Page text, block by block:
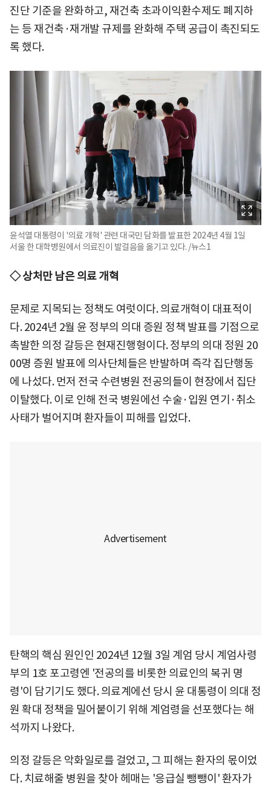
진단 기준을 완화하고, 재건축 초과이익환수제도 폐지하
는 등 재건축·재개발 규제를 완화해 주택 공급이 촉진되도
록 했다.
윤석열 대통령이 '의료 개혁' 관련 대국민 담화를 발표한 2024년 4월 1일
서울 한 대학병원에서 의료진이 발걸음을 옮기고 있다. /뉴스1
◇ 상처만 남은 의료 개혁
문제로 지목되는 정책도 여럿이다. 의료개혁이 대표적이
다. 2024년 2월 윤 정부의 의대 증원 정책 발표를 기점으로
촉발한 의정 갈등은 현재진행형이다. 정부의 의대 정원 20
00명 증원 발표에 의사단체들은 반발하며 즉각 집단행동
에 나섰다. 먼저 전국 수련병원 전공의들이 현장에서 집단
이탈했다. 이로 인해 전국 병원에선 수술·입원 연기·취소
사태가 벌어지며 환자들이 피해를 입었다.
탄핵의 핵심 원인인 2024년 12월 3일 계엄 당시 계엄사령
부의 1호 포고령엔 '전공의를 비롯한 의료인의 복귀 명
령'이 담기기도 했다. 의료계에선 당시 윤 대통령이 의대 정
원 확대 정책을 밀어붙이기 위해 계엄령을 선포했다는 해
석까지 나왔다.
의정 갈등은 악화일로를 걸었고, 그 피해는 환자의 몫이었
다. 치료해줄 병원을 찾아 헤매는 '응급실 뺑뺑이' 환자가